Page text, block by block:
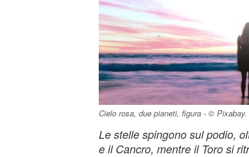
Cielo rosa, due pianeti, figura - © Pixabay.
Le stelle spingono sul podio,
e il Cancro, mentre il Toro si